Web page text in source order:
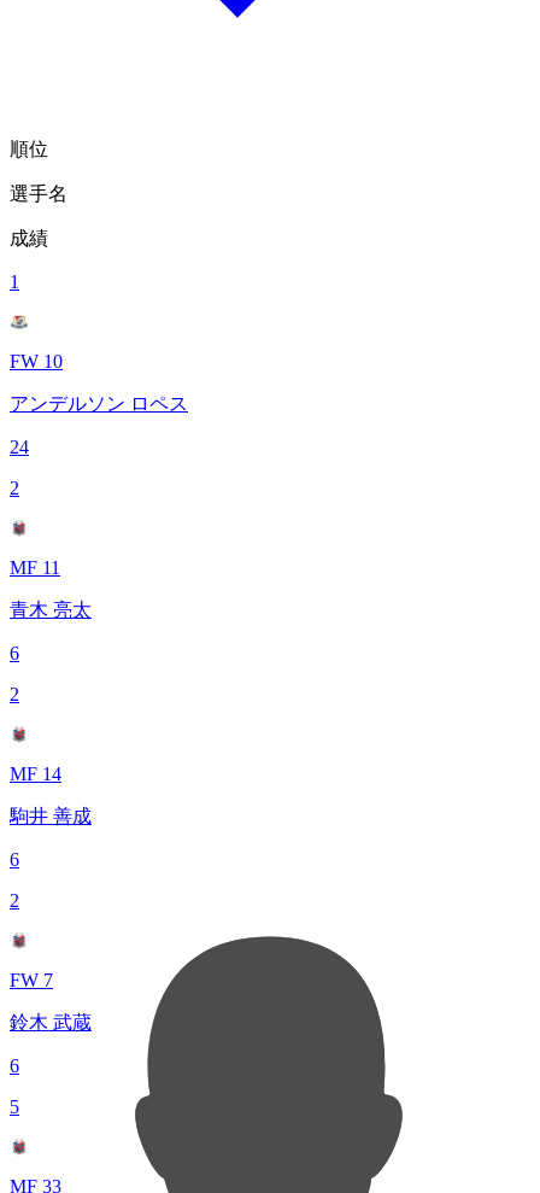
順位
選手名
成績
1
FW 10
アンデルソン ロペス
24
2
MF 11
青木 亮太
6
2
MF 14
駒井 善成
6
2
FW 7
鈴木 武蔵
6
5
MF 33